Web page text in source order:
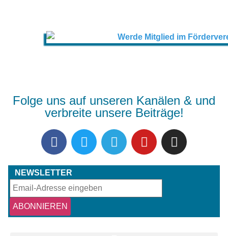
Folge uns auf unseren Kanälen & und
verbreite unsere Beiträge!
NEWSLETTER